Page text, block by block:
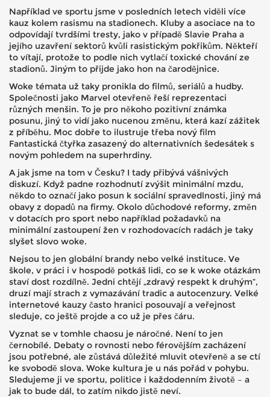
Například ve sportu jsme v posledních letech viděli více
kauz kolem rasismu na stadionech. Kluby a asociace na to
odpovídají tvrdšími tresty, jako v případě Slavie Praha a
jejího uzavření sektorů kvůli rasistickým pokřikům. Někteří
to vítají, protože to podle nich vytlačí toxické chování ze
stadionů. Jiným to přijde jako hon na čarodějnice.
Woke témata už taky pronikla do filmů, seriálů a hudby.
Společnosti jako Marvel otevřeně řeší reprezentaci
různých menšin. To je pro někoho pozitivní známka
posunu, jiný to vidí jako nucenou změnu, která kazí zážitek
z příběhu. Moc dobře to ilustruje třeba nový film
Fantastická čtyřka zasazený do alternativních šedesátek s
novým pohledem na superhrdiny.
A jak jsme na tom v Česku? I tady přibývá vášnivých
diskuzí. Když padne rozhodnutí zvýšit minimální mzdu,
někdo to označí jako posun k sociální spravedlnosti, jiný má
obavy z dopadů na firmy. Okolo důchodové reformy, změn
v dotacích pro sport nebo například požadavků na
minimální zastoupení žen v rozhodovacích radách je taky
slyšet slovo woke.
Nejsou to jen globální brandy nebo velké instituce. Ve
škole, v práci i v hospodě potkáš lidi, co se k woke otázkám
staví dost rozdílně. Jedni chtějí „zdravý respekt k druhým“,
druzí mají strach z vymazávání tradic a autocenzury. Velké
internetové kauzy často hranici posouvají a veřejnost
sleduje, co ještě projde a co už je přes čáru.
Vyznat se v tomhle chaosu je náročné. Není to jen
černobílé. Debaty o rovnosti nebo férovějším zacházení
jsou potřebné, ale zůstává důležité mluvit otevřeně a se ctí
ke svobodě slova. Woke kultura je u nás pořád v pohybu.
Sledujeme ji ve sportu, politice i každodenním životě – a
jak to bude dál, to zatím nikdo jistě neví.